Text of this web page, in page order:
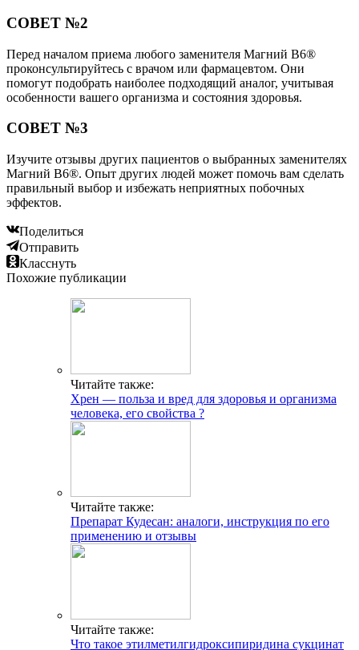
СОВЕТ №2
Перед началом приема любого заменителя Магний В6®
проконсультируйтесь с врачом или фармацевтом. Они
помогут подобрать наиболее подходящий аналог, учитывая
особенности вашего организма и состояния здоровья.
СОВЕТ №3
Изучите отзывы других пациентов о выбранных заменителях
Магний В6®. Опыт других людей может помочь вам сделать
правильный выбор и избежать неприятных побочных
эффектов.
Поделиться
Отправить
Класснуть
Похожие публикации
Читайте также:
Хрен — польза и вред для здоровья и организма
человека, его свойства ?
Читайте также:
Препарат Кудесан: аналоги, инструкция по его
применению и отзывы
Читайте также:
Что такое этилметилгидроксипиридина сукцинат